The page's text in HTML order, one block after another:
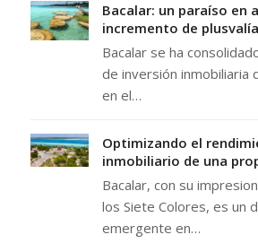
Bacalar: un paraíso en
incremento de plusvalía
Bacalar se ha
de inversión inmobiliaria
en el…
Optimizando el
inmobiliario de una
Bacalar, con su
los Siete Colores, es un
emergente en…